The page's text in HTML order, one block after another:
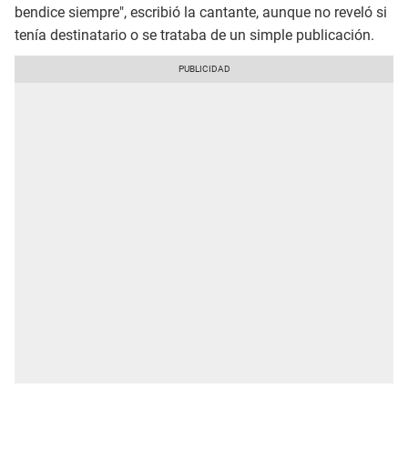
bendice siempre", escribió la cantante, aunque no reveló si
tenía destinatario o se trataba de un simple publicación.